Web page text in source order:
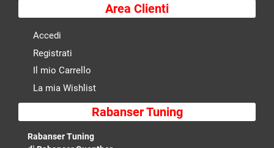
Area Clienti
Accedi
Registrati
Il mio Carrello
La mia Wishlist
Rabanser Tuning
Rabanser Tuning